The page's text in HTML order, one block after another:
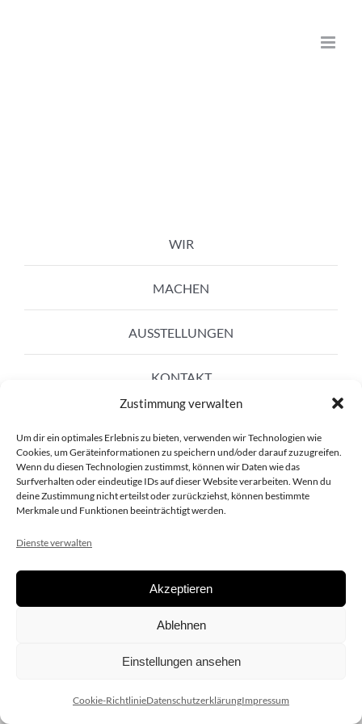
Zustimmung verwalten
Um dir ein optimales Erlebnis zu bieten, verwenden wir Technologien wie
Cookies, um Geräteinformationen zu speichern und/oder darauf zuzugreifen.
Wenn du diesen Technologien zustimmst, können wir Daten wie das
Surfverhalten oder eindeutige IDs auf dieser Website verarbeiten. Wenn du
deine Zustimmung nicht erteilst oder zurückziehst, können bestimmte
Merkmale und Funktionen beeinträchtigt werden.
Dienste verwalten
Akzeptieren
Ablehnen
Einstellungen ansehen
Cookie-RichtlinieDatenschutzerklärungImpressum
WIR
MACHEN
AUSSTELLUNGEN
KONTAKT
Copyright 2020 dieSCHAUsteller.at |Datenschützerklärung|
| Design:www.ARGEntur.at